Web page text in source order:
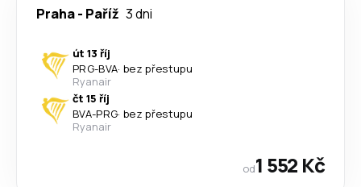
Praha- Paříž 3 dni
út 13 říj
PRG-BVA· bez přestupu
Ryanair
čt 15 říj
BVA-PRG· bez přestupu
Ryanair
od1 552 Kč